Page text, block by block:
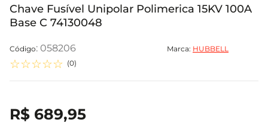
Chave Fusível Unipolar Polimerica 15KV 100A
Base C 74130048
: 058206 Marca: HUBBELL
☆☆☆☆☆ (0)
R$ 689,95
3 º
tomada
4º
cabo pp
4